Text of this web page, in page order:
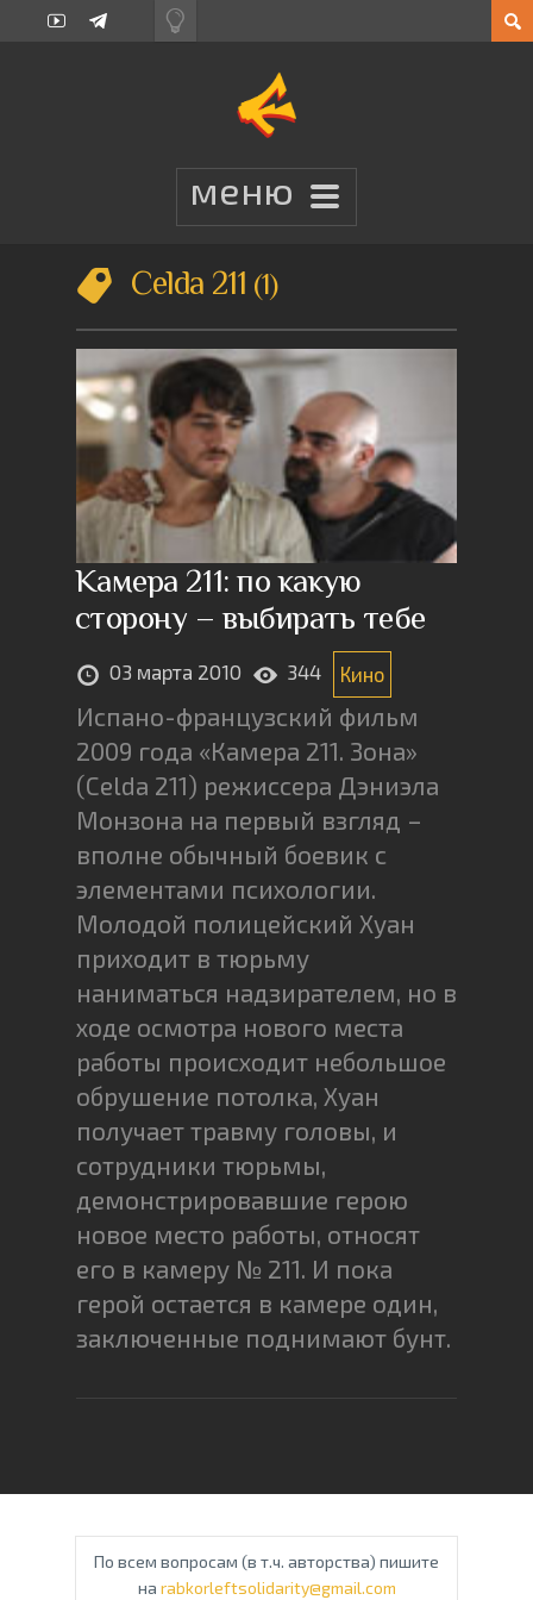
Celda 211 1
Камера 211: по какую
сторону – выбирать тебе
03 марта 2010 344 Кино
Испано-французский фильм
2009 года «Камера 211. Зона»
(Celda 211) режиссера Дэниэла
Монзона на первый взгляд –
вполне обычный боевик с
элементами психологии.
Молодой полицейский Хуан
приходит в тюрьму
наниматься надзирателем, но в
ходе осмотра нового места
работы происходит небольшое
обрушение потолка, Хуан
получает травму головы, и
сотрудники тюрьмы,
демонстрировавшие герою
новое место работы, относят
его в камеру № 211. И пока
герой остается в камере один,
заключенные поднимают бунт.
По всем вопросам (в т.ч. авторства) пишите
на rabkorleftsolidarity@gmail.com